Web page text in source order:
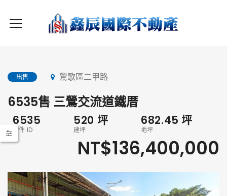
出售 鶯歌區二甲路
6535售 三鶯交流道鐵厝
6535
物件 ID
520 坪
建坪
682.45坪
地坪
NT$136,400,000